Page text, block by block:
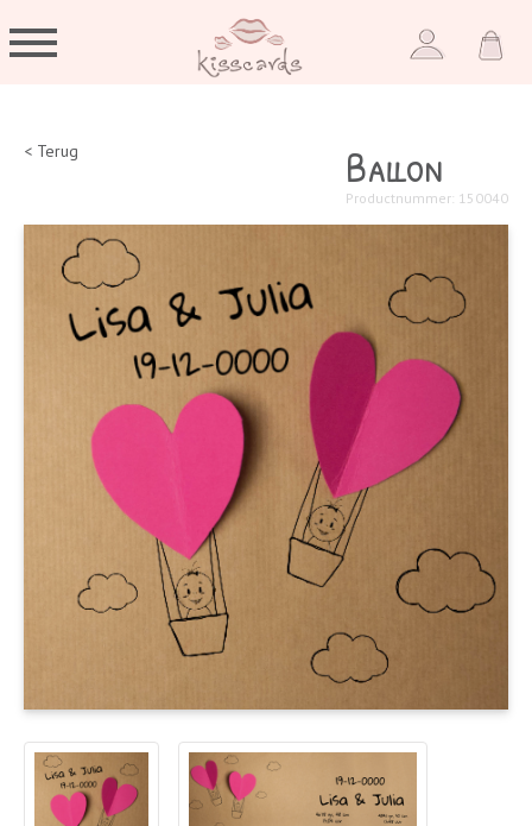
< Terug Ballon
Productnummer: 150040